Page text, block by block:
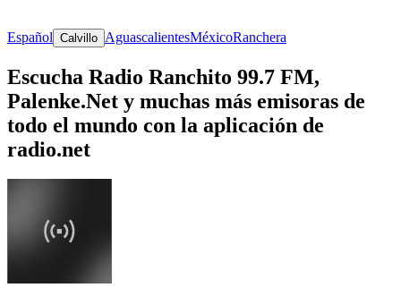
Español Calvillo AguascalientesMéxicoRanchera
Escucha Radio Ranchito 99.7 FM,
Palenke.Net y muchas más emisoras de
todo el mundo con la aplicación de
radio.net